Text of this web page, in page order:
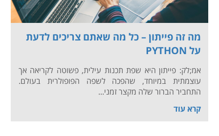
מה זה פייתון – כל מה שאתם צריכים לדעת
על PYTHON
אמ;לק: פייתון היא שפת תכנות עילית, פשוטה לקריאה אך
עוצמתית במיוחד, שהפכה לשפה הפופולרית בעולם.
התחביר הברור שלה מקצר זמני...
קרא עוד